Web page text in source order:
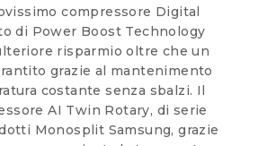
compressore Digital
di Power Boost Technology
risparmio oltre che un
grazie al mantenimento
costante senza sbalzi. Il
AI Twin Rotary, di serie
Monosplit Samsung, grazie